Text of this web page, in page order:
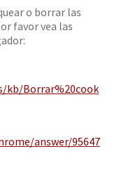
o borrar las
favor vea las
Borrar%20cook
answer/95647